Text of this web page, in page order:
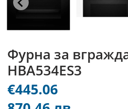
Фурна за
HBA534ES3
€445.06